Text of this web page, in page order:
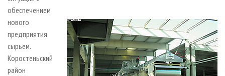
обеспечением
нового
предприятия
сырьем.
Коростеньский
район